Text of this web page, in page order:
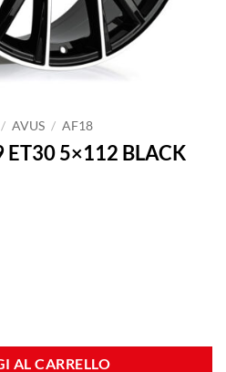
/ AVUS / AF18
ET30 5×112 BLACK
AL CARRELLO